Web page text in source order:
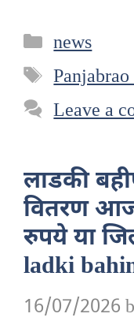
Categories
news
Tags
Leave a
लाडकी
वितरण
रुपये या
ladki
16/07/2026